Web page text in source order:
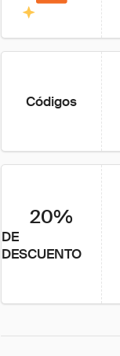
Códigos
20%
DE
DESCUENTO